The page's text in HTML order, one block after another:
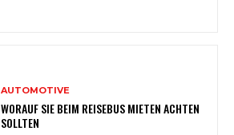
AUTOMOTIVE
WORAUF SIE BEIM REISEBUS MIETEN ACHTEN
SOLLTEN